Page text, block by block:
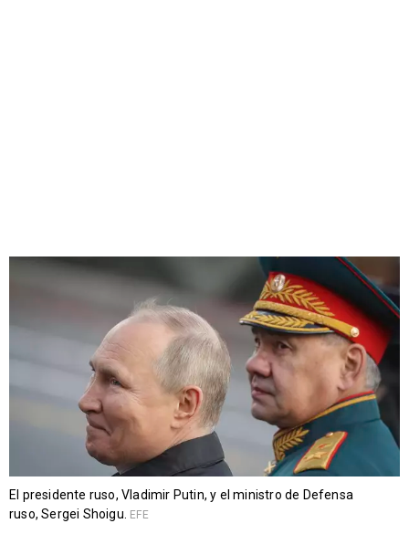
El presidente ruso, Vladimir Putin, y el ministro de Defensa
ruso, Sergei Shoigu. EFE